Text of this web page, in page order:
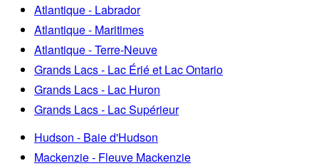
Atlantique - Labrador
Atlantique - Maritimes
Atlantique - Terre-Neuve
Grands Lacs - Lac Érié et Lac Ontario
Grands Lacs - Lac Huron
Grands Lacs - Lac Supérieur
Hudson - Baie d'Hudson
Mackenzie - Fleuve Mackenzie